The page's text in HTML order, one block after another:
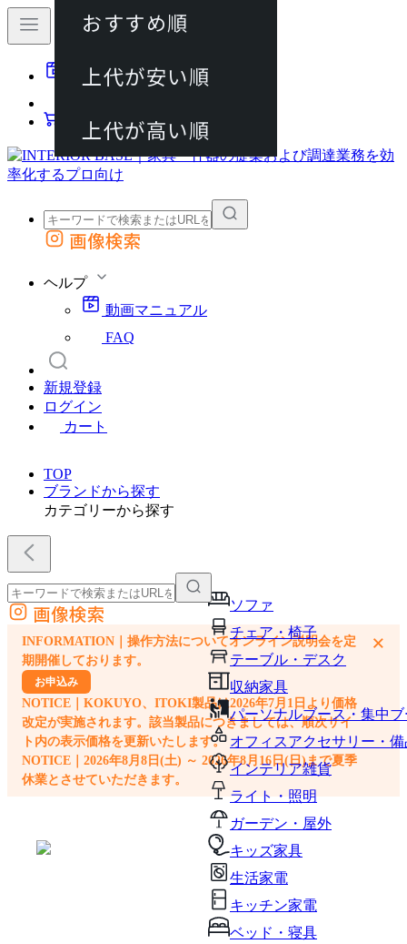
動画マニュアル
カート
外部サイトの商品をカートに追加
画像検索
ヘルプ
動画マニュアル
FAQ
新規登録
ログイン
カート
TOP
ブランドから探す
カテゴリーから探す
ソファ
チェア・椅子
テーブル・デスク
収納家具
パーソナルブース・集中
オフィスアクセサリー・備
インテリア雑貨
ライト・照明
ガーデン・屋外
キッズ家具
生活家電
キッチン家電
ベッド・寝具
外部サイトの商品をカートに追加
他のサイトで見つけた商品ページのURLを貼り付けて、カートに追加できます
画像検索
INFORMATION｜操作方法についてオンライン説明会を定
期開催しております。
お申込み
NOTICE｜KOKUYO、ITOKI製品は2026年7月1日より価格
改定が実施されます。該当製品につきましては、順次サイ
ト内の表示価格を更新いたします。
NOTICE｜2026年8月8日(土) ～ 2026年8月16日(日)まで夏季
休業とさせていただきます。
×
おすすめ順
上代が安い順
上代が高い順